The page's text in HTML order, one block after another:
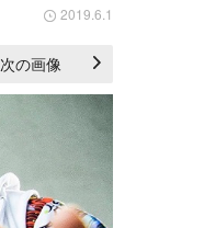
2019.6.1
次の画像